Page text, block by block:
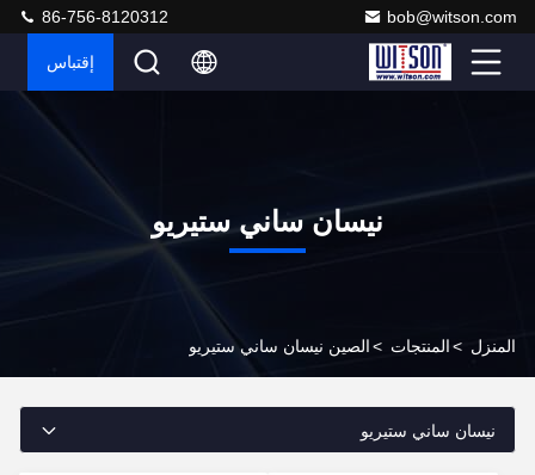
bob@witson.com
86-756-8120312
إقتباس
نيسان ساني ستيريو
المنزل >المنتجات >الصين نيسان ساني ستيريو
نيسان ساني ستيريو